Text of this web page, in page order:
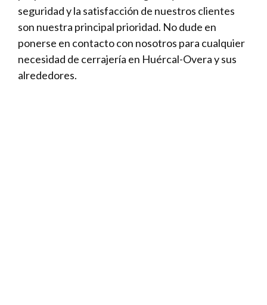
seguridad y la satisfacción de nuestros clientes
son nuestra principal prioridad. No dude en
ponerse en contacto con nosotros para cualquier
necesidad de cerrajería en Huércal-Overa y sus
alrededores.